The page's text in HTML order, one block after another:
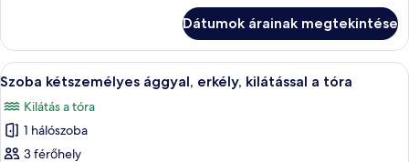
a
tóra
további
Dátumok árainak megtekintése
A
következő
szoba
összes
képének
Egy modern szállodai szoba,
4
Szoba kétszemélyes ággyal, erkély, kilátással a tóra
Kilátás a tóra
1 hálószoba
3 férőhely